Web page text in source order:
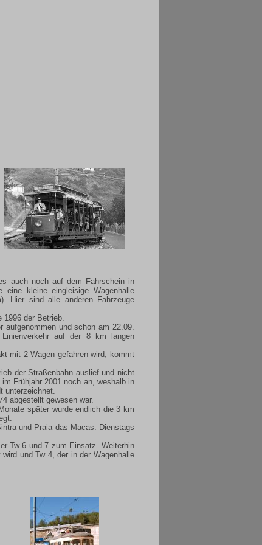
auch noch auf dem Fahrschein in
kleine eingleisige Wagenhalle
Hier sind alle anderen Fahrzeuge
1996 der Betrieb.
aufgenommen und schon am 22.09.
auf der 8 km langen
mit 2 Wagen gefahren wird, kommt
der Straßenbahn auslief und nicht
Frühjahr 2001 noch an, weshalb in
unterzeichnet.
abgestellt gewesen war.
später wurde endlich die 3 km
und Praia das Macas. Dienstags
Tw 6 und 7 zum Einsatz. Weiterhin
und Tw 4, der in der Wagenhalle